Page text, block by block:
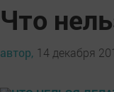
Что
автор, 14 декабря